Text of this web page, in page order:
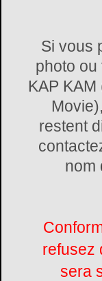
Si vous
photo
KAP
restent
nom
refusez
sera